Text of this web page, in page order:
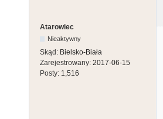
Atarowiec
Nieaktywny
Skąd: Bielsko-Biała
Zarejestrowany: 2017-06-15
Posty: 1,516